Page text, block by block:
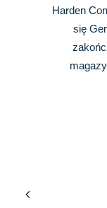
Harden
się